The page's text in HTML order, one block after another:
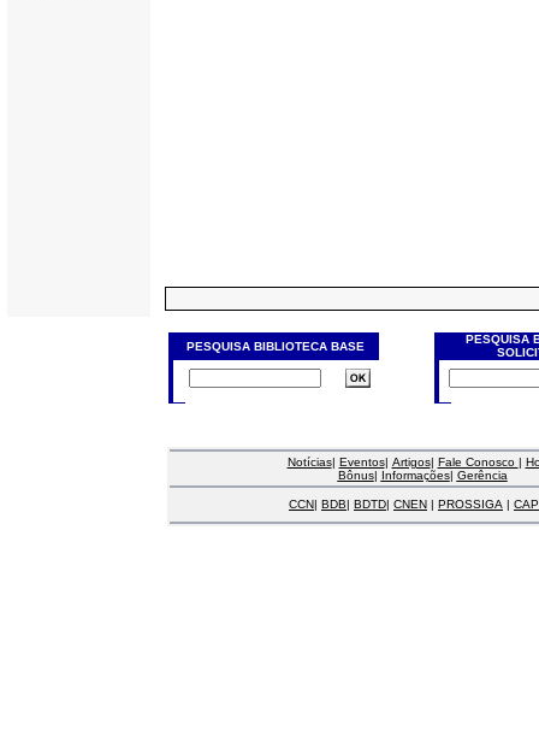
PESQUISA BIBLIOTECA BASE
PESQUISA
Notícias| Eventos| Artigos| Fale Conosco |
Bônus| Informações| Gerência
CCN| BDB| BDTD| CNEN | PROSSIGA |